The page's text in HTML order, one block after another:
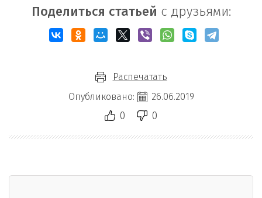
Поделиться статьей с друзьями:
Распечатать
Опубликовано:
26.06.2019
0 0